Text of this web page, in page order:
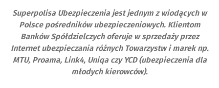
Superpolisa Ubezpieczenia jest jednym z wiodących w
Polsce pośredników ubezpieczeniowych. Klientom
Banków Spółdzielczych oferuje w sprzedaży przez
Internet ubezpieczania różnych Towarzystw i marek np.
MTU, Proama, Link4, Uniqa czy YCD (ubezpieczenia dla
młodych kierowców).